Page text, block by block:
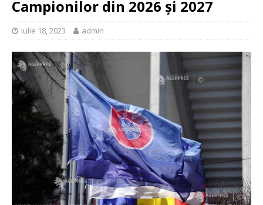
Campionilor din 2026 şi 2027
iulie 18, 2023 admin